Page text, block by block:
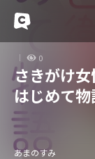
0
さきがけ
はじめて物
あまのすみ